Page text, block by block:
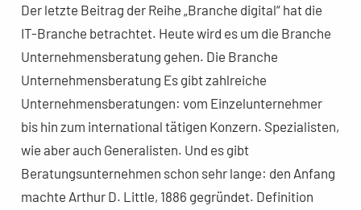
Der letzte Beitrag der Reihe „Branche digital“ hat die
IT-Branche betrachtet. Heute wird es um die Branche
Unternehmensberatung gehen. Die Branche
Unternehmensberatung Es gibt zahlreiche
Unternehmensberatungen: vom Einzelunternehmer
bis hin zum international tätigen Konzern. Spezialisten,
wie aber auch Generalisten. Und es gibt
Beratungsunternehmen schon sehr lange: den Anfang
machte Arthur D. Little, 1886 gegründet. Definition